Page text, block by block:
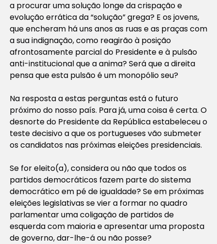
a procurar uma solução longe da crispação e
evolução errática da “solução” grega? E os jovens,
que encheram há uns anos as ruas e as praças com
a sua indignação, como reagirão à posição
afrontosamente parcial do Presidente e à pulsão
anti-institucional que a anima? Será que a direita
pensa que esta pulsão é um monopólio seu?
Na resposta a estas perguntas está o futuro
próximo do nosso país. Para já, uma coisa é certa. O
desnorte do Presidente da República estabeleceu o
teste decisivo a que os portugueses vão submeter
os candidatos nas próximas eleições presidenciais.
Se for eleito(a), considera ou não que todos os
partidos democráticos fazem parte do sistema
democrático em pé de igualdade? Se em próximas
eleições legislativas se vier a formar no quadro
parlamentar uma coligação de partidos de
esquerda com maioria e apresentar uma proposta
de governo, dar-lhe-á ou não posse?